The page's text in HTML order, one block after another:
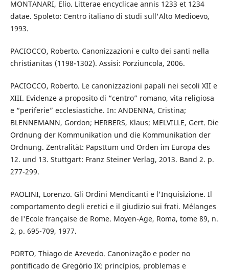
MONTANARI, Elio. Litterae encyclicae annis 1233 et 1234
datae. Spoleto: Centro italiano di studi sull'Alto Medioevo,
1993.
PACIOCCO, Roberto. Canonizzazioni e culto dei santi nella
christianitas (1198-1302). Assisi: Porziuncola, 2006.
PACIOCCO, Roberto. Le canonizzazioni papali nei secoli XII e
XIII. Evidenze a proposito di “centro” romano, vita religiosa
e “periferie” ecclesiastiche. In: ANDENNA, Cristina;
BLENNEMANN, Gordon; HERBERS, Klaus; MELVILLE, Gert. Die
Ordnung der Kommunikation und die Kommunikation der
Ordnung. Zentralität: Papsttum und Orden im Europa des
12. und 13. Stuttgart: Franz Steiner Verlag, 2013. Band 2. p.
277-299.
PAOLINI, Lorenzo. Gli Ordini Mendicanti e l'Inquisizione. Il
comportamento degli eretici e il giudizio sui frati. Mélanges
de l'Ecole française de Rome. Moyen-Age, Roma, tome 89, n.
2, p. 695-709, 1977.
PORTO, Thiago de Azevedo. Canonização e poder no
pontificado de Gregório IX: princípios, problemas e